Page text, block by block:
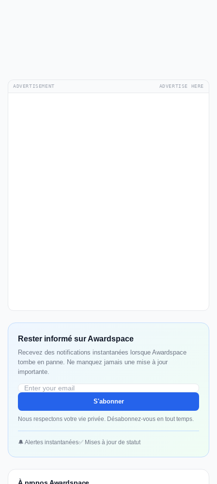
ADVERTISEMENT ADVERTISE HERE
Rester informé sur Awardspace
Recevez des notifications instantanées lorsque Awardspace
tombe en panne. Ne manquez jamais une mise à jour
importante.
S'abonner
Nous respectons votre vie privée. Désabonnez-vous en tout temps.
🔔 Alertes instantanées✅ Mises à jour de statut